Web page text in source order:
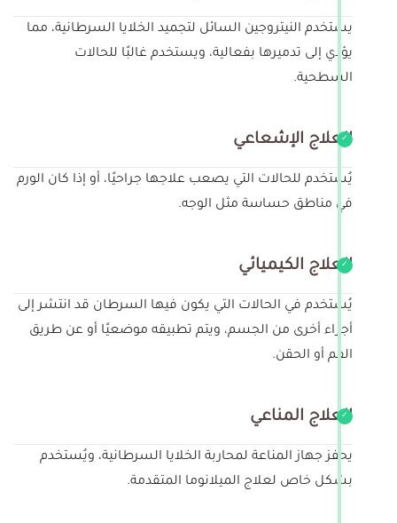
يستخدم النيتروجين السائل لتجميد الخلايا السرطانية، مما
يؤدي إلى تدميرها بفعالية، ويستخدم غالبًا للحالات
السطحية.
العلاج الإشعاعي
يُستخدم للحالات التي يصعب علاجها جراحيًا، أو إذا كان الورم
في مناطق حساسة مثل الوجه.
العلاج الكيميائي
يُستخدم في الحالات التي يكون فيها السرطان قد انتشر إلى
أجزاء أخرى من الجسم، ويتم تطبيقه موضعيًا أو عن طريق
الفم أو الحقن.
العلاج المناعي
يحفز جهاز المناعة لمحاربة الخلايا السرطانية، ويُستخدم
بشكل خاص لعلاج الميلانوما المتقدمة.